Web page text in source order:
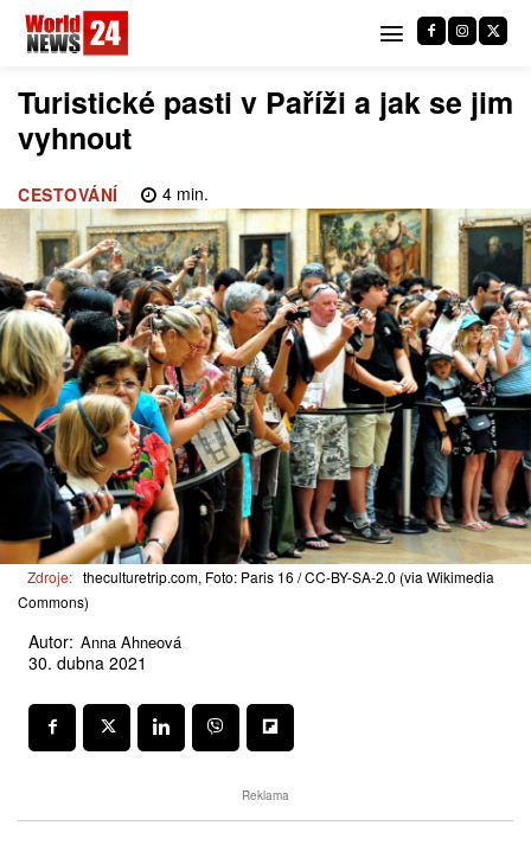
Turistické pasti v Paříži a jak se jim
vyhnout
CESTOVÁNÍ 4min.
Zdroje: theculturetrip.com, Foto: Paris 16 / CC-BY-SA-2.0 (via Wikimedia
Commons)
Autor: Anna Ahneová
30. dubna 2021
Reklama